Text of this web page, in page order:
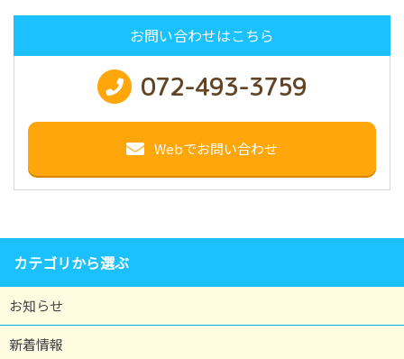
お問い合わせはこちら
072-493-3759
Webでお問い合わせ
カテゴリから選ぶ
お知らせ
新着情報